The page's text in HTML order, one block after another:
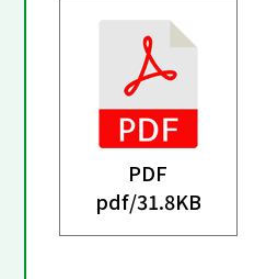
PDF
pdf/31.8KB